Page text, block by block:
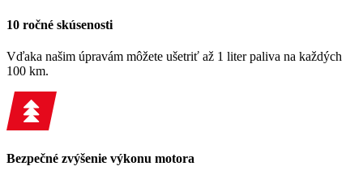
10 ročné skúsenosti
Vďaka našim úpravám môžete ušetriť až 1 liter paliva na každých
100 km.
Bezpečné zvýšenie výkonu motora